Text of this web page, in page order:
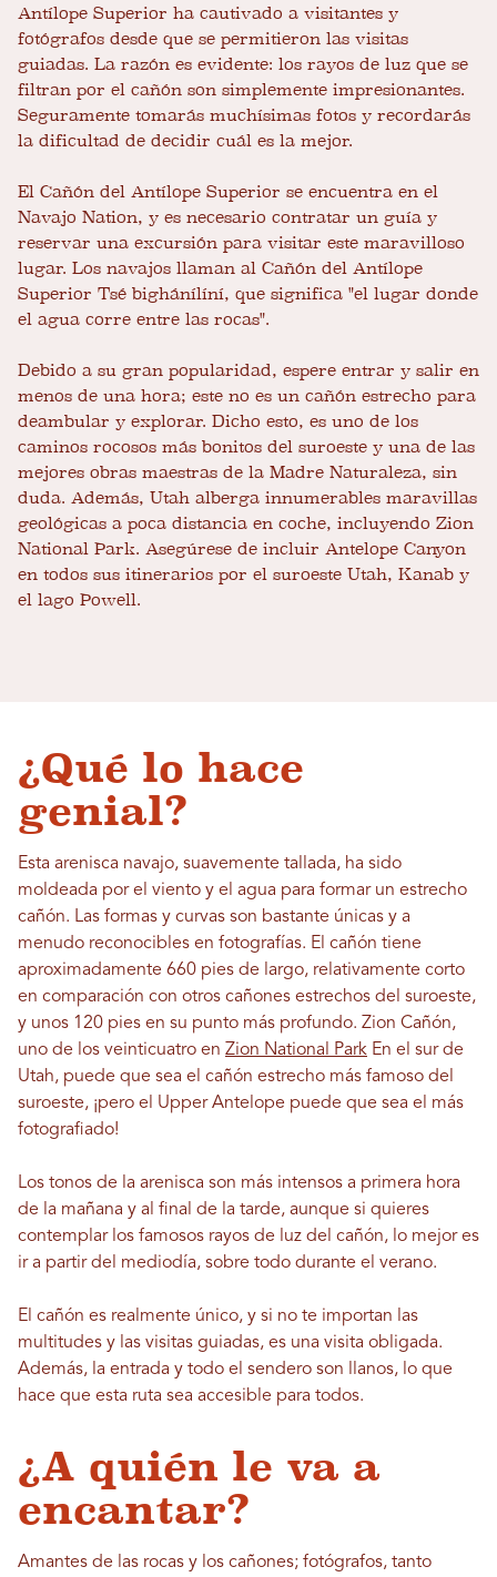
Antílope Superior ha cautivado a visitantes y
fotógrafos desde que se permitieron las visitas
guiadas. La razón es evidente: los rayos de luz que se
filtran por el cañón son simplemente impresionantes.
Seguramente tomarás muchísimas fotos y recordarás
la dificultad de decidir cuál es la mejor.
El Cañón del Antílope Superior se encuentra en el
Navajo Nation, y es necesario contratar un guía y
reservar una excursión para visitar este maravilloso
lugar. Los navajos llaman al Cañón del Antílope
Superior Tsé bighánílíní, que significa "el lugar donde
el agua corre entre las rocas".
Debido a su gran popularidad, espere entrar y salir en
menos de una hora; este no es un cañón estrecho para
deambular y explorar. Dicho esto, es uno de los
caminos rocosos más bonitos del suroeste y una de las
mejores obras maestras de la Madre Naturaleza, sin
duda. Además, Utah alberga innumerables maravillas
geológicas a poca distancia en coche, incluyendo Zion
National Park. Asegúrese de incluir Antelope Canyon
en todos sus itinerarios por el suroeste Utah, Kanab y
el lago Powell.
¿Qué lo hace
genial?
Esta arenisca navajo, suavemente tallada, ha sido
moldeada por el viento y el agua para formar un estrecho
cañón. Las formas y curvas son bastante únicas y a
menudo reconocibles en fotografías. El cañón tiene
aproximadamente 660 pies de largo, relativamente corto
en comparación con otros cañones estrechos del suroeste,
y unos 120 pies en su punto más profundo. Zion Cañón,
uno de los veinticuatro en Zion National Park En el sur de
Utah, puede que sea el cañón estrecho más famoso del
suroeste, ¡pero el Upper Antelope puede que sea el más
fotografiado!
Los tonos de la arenisca son más intensos a primera hora
de la mañana y al final de la tarde, aunque si quieres
contemplar los famosos rayos de luz del cañón, lo mejor es
ir a partir del mediodía, sobre todo durante el verano.
El cañón es realmente único, y si no te importan las
multitudes y las visitas guiadas, es una visita obligada.
Además, la entrada y todo el sendero son llanos, lo que
hace que esta ruta sea accesible para todos.
¿A quién le va a
encantar?
Amantes de las rocas y los cañones; fotógrafos, tanto